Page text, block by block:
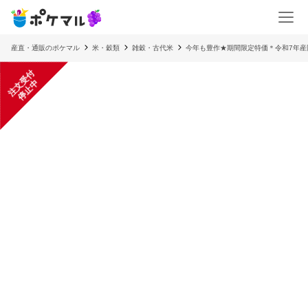
産直・通販のポケマル 米・穀類 雑穀・古代米 今年も豊作★期間限定特価＊令和7年
注
文
受
付
停
止
中